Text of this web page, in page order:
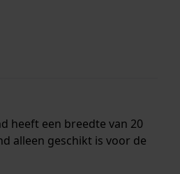
heeft een breedte van 20
alleen geschikt is voor de